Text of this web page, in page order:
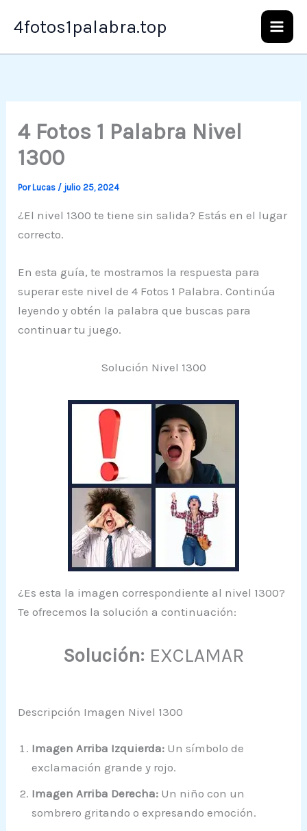
4fotos1palabra.top
4 Fotos 1 Palabra Nivel
1300
PorLucas / julio 25, 2024
¿El nivel 1300 te tiene sin salida? Estás en el lugar
correcto.
En esta guía, te mostramos la respuesta para
superar este nivel de 4 Fotos 1 Palabra. Continúa
leyendo y obtén la palabra que buscas para
continuar tu juego.
Solución Nivel 1300
¿Es esta la imagen correspondiente al nivel 1300?
Te ofrecemos la solución a continuación:
Solución: EXCLAMAR
Descripción Imagen Nivel 1300
Imagen Arriba Izquierda: Un símbolo de
exclamación grande y rojo.
Imagen Arriba Derecha: Un niño con un
sombrero gritando o expresando emoción.